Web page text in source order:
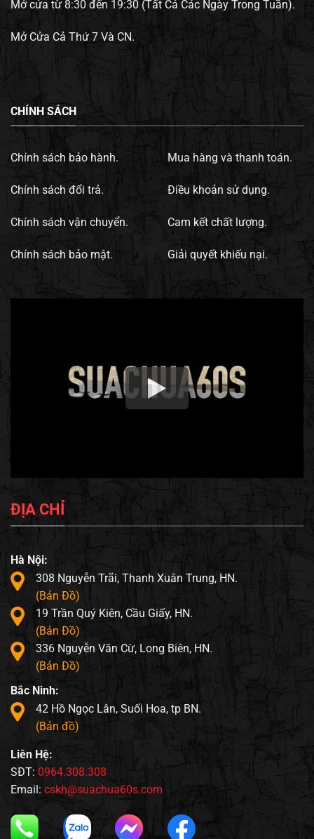
Mở cửa từ 8:30 đến 19:30 (Tất Cả Các Ngày Trong Tuần).
Mở Cửa Cả Thứ 7 Và CN.
CHÍNH SÁCH
Chính sách bảo hành.
Chính sách đổi trả.
Chính sách vận chuyển.
Chính sách bảo mật.
Mua hàng và thanh toán.
Điều khoản sử dụng.
Cam kết chất lượng.
Giải quyết khiếu nại.
ĐỊA CHỈ
Hà Nội:
308 Nguyễn Trãi, Thanh Xuân Trung, HN.
(Bản Đồ)
19 Trần Quý Kiên, Cầu Giấy, HN.
(Bản Đồ)
336 Nguyễn Văn Cừ, Long Biên, HN.
(Bản Đồ)
Bắc Ninh:
42 Hồ Ngọc Lân, Suối Hoa, tp BN.
(Bản đồ)
Liên Hệ:
SĐT: 0964.308.308
Email: cskh@suachua60s.com